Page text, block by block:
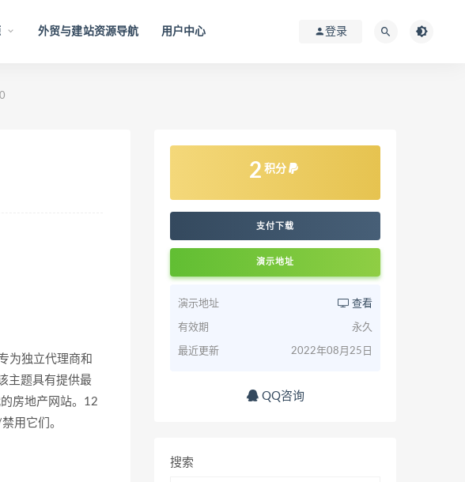
外贸与建站资源导航 用户中心 登录
为独立代理商和
主题具有提供最
房地产网站。12
用它们。
2 积分
支付下载
演示地址
演示地址 查看
有效期 永久
最近更新 2022年08月25日
QQ咨询
搜索